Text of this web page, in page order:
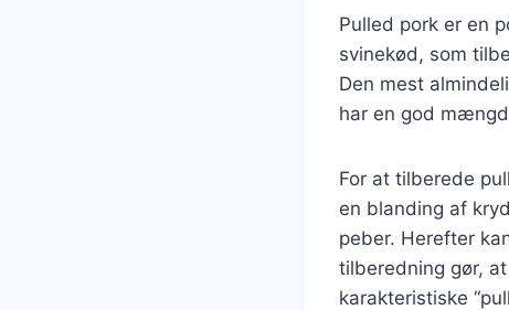
Pulled pork er en
svinekød, som
Den mest
har en god
For at tilberede
en blanding af
peber. Herefter
tilberedning gør,
karakteristiske